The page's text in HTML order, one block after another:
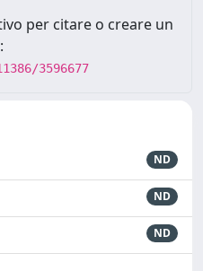
per citare o creare un
3596677
ND
ND
ND